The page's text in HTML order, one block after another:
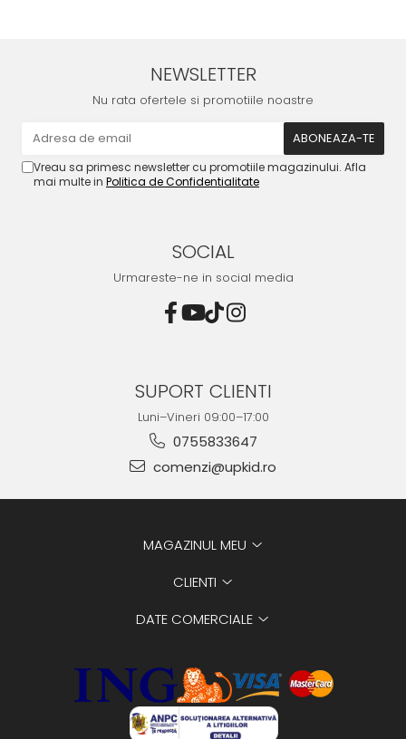
NEWSLETTER
Nu rata ofertele si promotiile noastre
Vreau sa primesc newsletter cu promotiile magazinului. Afla
mai multe in Politica de Confidentialitate
SOCIAL
Urmareste-ne in social media
SUPORT CLIENTI
Luni–Vineri 09:00–17:00
0755833647
comenzi@upkid.ro
MAGAZINUL MEU
CLIENTI
DATE COMERCIALE